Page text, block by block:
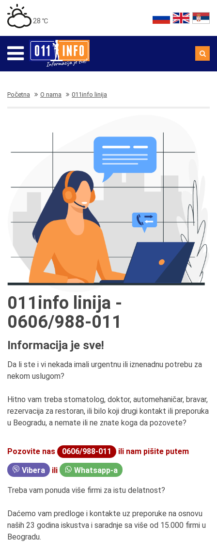
28 ℃
Početna O nama 011info linija
011info linija -
0606/988-011
Informacija je sve!
Da li ste i vi nekada imali urgentnu ili iznenadnu potrebu za
nekom uslugom?
Hitno vam treba stomatolog, doktor, automehaničar, bravar,
rezervacija za restoran, ili bilo koji drugi kontakt ili preporuka
u Beogradu, a nemate ili ne znate koga da pozovete?
Pozovite nas 0606/988-011 ili nam pišite putem
Vibera ili Whatsapp-a
Treba vam ponuda više firmi za istu delatnost?
Daćemo vam predloge i kontakte uz preporuke na osnovu
naših 23 godina iskustva i saradnje sa više od 15.000 firmi u
Beogradu.